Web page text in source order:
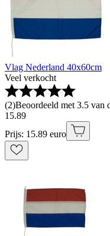
Vlag Nederland 40x60cm
Veel verkocht
(2)Beoordeeld met 3.5 van
15.89
Prijs: 15.89 euro